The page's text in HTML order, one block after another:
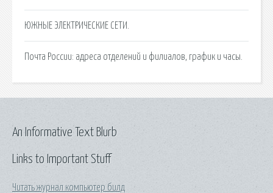
ЮЖНЫЕ ЭЛЕКТРИЧЕСКИЕ СЕТИ.
Почта России: адреса отделений и филиалов, график и часы.
Links to Important Stuff
Читать журнал компьютер билд
An Informative Text Blurb